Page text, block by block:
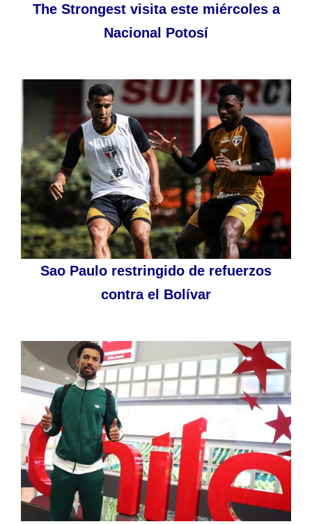
The Strongest visita este miércoles a
Nacional Potosí
Sao Paulo restringido de refuerzos
contra el Bolívar